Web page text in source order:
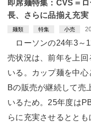
即席麺特集：CVS＝
長、さらに品揃え充実
麺類 特集 小売
ローソンの24年3～
売状況は、前年を上回
いる。カップ麺を中心
Bの販売が継続して売
いるため。25年度は
らに充実させるとと